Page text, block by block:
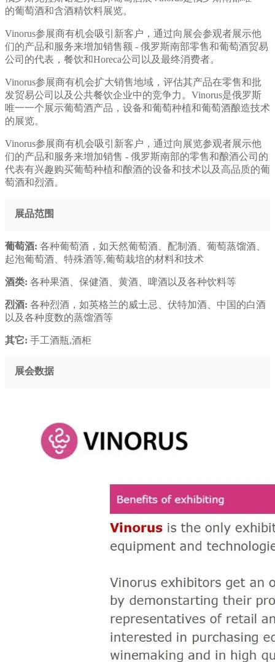
的葡萄酒和含酒精饮料展览。
Vinorus参展商有机会吸引新客户，通过向展会参观者展示他
们的产品和服务来增加销售额 - 俄罗斯南部零售和葡萄酒贸易
公司的代表，餐饮和Horeca公司以及最终消费者。
Vinorus参展商有机会扩大销售地域，评估其产品在零售和批
发贸易公司以及公共餐饮企业中的竞争力。Vinorus是俄罗斯
唯一一个展示葡萄酒产品，设备和葡萄种植和葡萄酒酿造技术
的展览。
Vinorus参展商有机会吸引新客户，通过向展览参观者展示他
们的产品和服务来增加销售 - 俄罗斯南部的零售和酿酒公司的
代表有兴趣购买葡萄种植和酿酒的设备和技术以及高品质的葡
萄酒和烈酒。
展品范围
葡萄酒: 各种葡萄酒，如天然葡萄酒、配制酒、葡萄蒸馏酒、
起泡葡萄酒、特殊酒等,葡萄栽培的材料和技术
酒类: 各种果酒、保健酒、黄酒、啤酒以及各种饮料等
烈酒: 各种烈酒，如英格兰的威士忌、伏特加酒、中国的白酒
以及各种度数的蒸馏酒等
其它: 手工酒瓶,酒柜
展会数据